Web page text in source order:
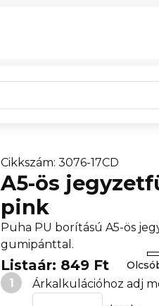
Cikkszám: 3076-17CD
A5-ös
pink
Puha PU borítású A5-ös
gumipánttal.
Listaár: 849 Ft
1
Árkalkulációhoz adj